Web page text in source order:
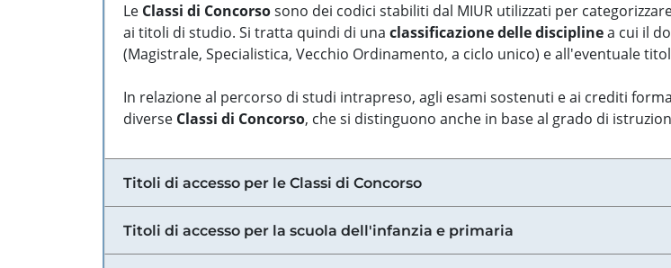
Le Classi di Concorsosono dei codici stabiliti dal MIUR utilizzati per
ai titoli di studio. Si tratta quindi di una classificazione delle disciplinea cui il
(Magistrale, Specialistica, Vecchio Ordinamento, a ciclo unico) e all'eventuale
In relazione al percorso di studi intrapreso, agli esami sostenuti e ai crediti
diverse Classi di Concorso, che si distinguono anche in base al grado di
Titoli di accesso per le Classi di Concorso
Titoli di accesso per la scuola dell'infanzia e primaria